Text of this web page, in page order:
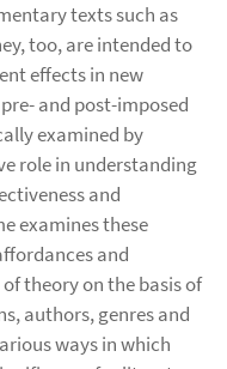
texts such as
too, are intended to
effects in new
and post-imposed
examined by
role in understanding
and
examines these
and
theory on the basis of
authors, genres and
ways in which